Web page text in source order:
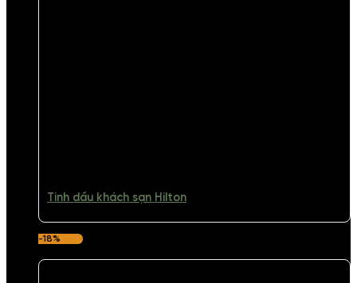
Tinh dầu khách sạn Hilton
-18%